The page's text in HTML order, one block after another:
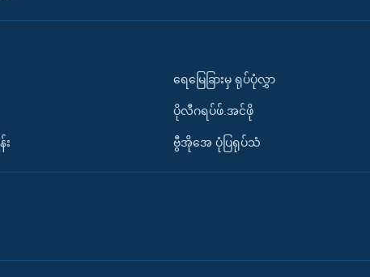
း
ရေမြေခြားမှ ရုပ်ပုံလွှာ
ပိုလီဂရပ်ဖ်.အင်ဖို
ဗွီအိုအေ ပုံပြရုပ်သံ